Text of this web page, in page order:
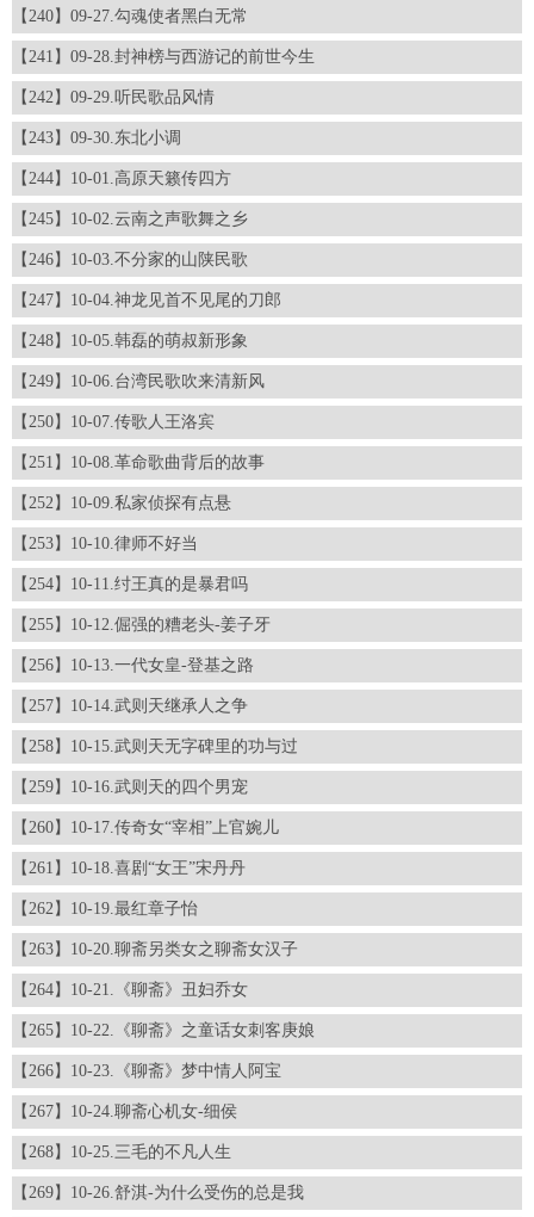
【240】09-27.勾魂使者黑白无常
【241】09-28.封神榜与西游记的前世今生
【242】09-29.听民歌品风情
【243】09-30.东北小调
【244】10-01.高原天籁传四方
【245】10-02.云南之声歌舞之乡
【246】10-03.不分家的山陕民歌
【247】10-04.神龙见首不见尾的刀郎
【248】10-05.韩磊的萌叔新形象
【249】10-06.台湾民歌吹来清新风
【250】10-07.传歌人王洛宾
【251】10-08.革命歌曲背后的故事
【252】10-09.私家侦探有点悬
【253】10-10.律师不好当
【254】10-11.纣王真的是暴君吗
【255】10-12.倔强的糟老头-姜子牙
【256】10-13.一代女皇-登基之路
【257】10-14.武则天继承人之争
【258】10-15.武则天无字碑里的功与过
【259】10-16.武则天的四个男宠
【260】10-17.传奇女“宰相”上官婉儿
【261】10-18.喜剧“女王”宋丹丹
【262】10-19.最红章子怡
【263】10-20.聊斋另类女之聊斋女汉子
【264】10-21.《聊斋》丑妇乔女
【265】10-22.《聊斋》之童话女刺客庚娘
【266】10-23.《聊斋》梦中情人阿宝
【267】10-24.聊斋心机女-细侯
【268】10-25.三毛的不凡人生
【269】10-26.舒淇-为什么受伤的总是我